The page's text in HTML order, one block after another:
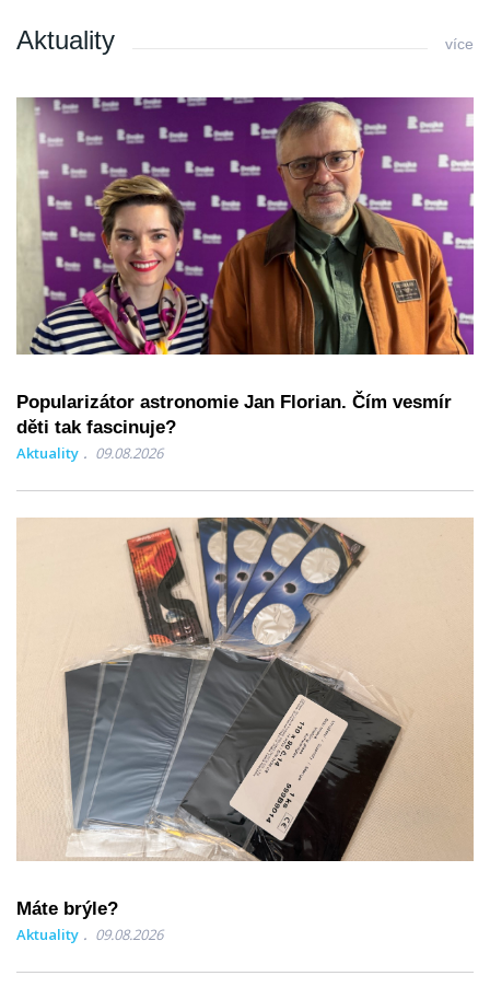
Aktuality více
Popularizátor astronomie Jan Florian. Čím vesmír
děti tak fascinuje?
Aktuality 09.08.2026
Máte brýle?
Aktuality 09.08.2026